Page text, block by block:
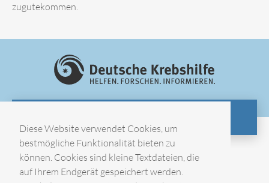
Diese Website verwendet Cookies, um
bestmögliche Funktionalität bieten zu
können. Cookies sind kleine Textdateien, die
auf Ihrem Endgerät gespeichert werden.
zugutekommen.
Impressum